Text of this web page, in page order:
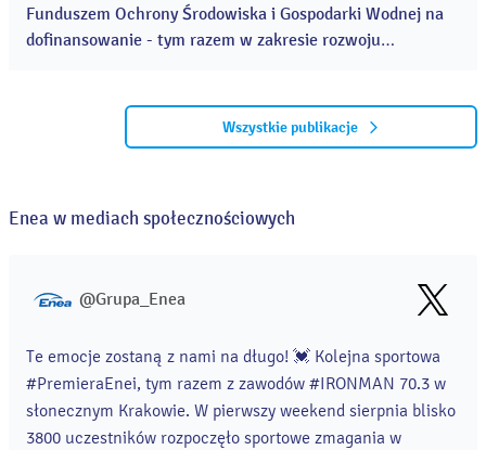
Funduszem Ochrony Środowiska i Gospodarki Wodnej na
dofinansowanie - tym razem w zakresie rozwoju
Wszystkie publikacje
Enea w mediach społecznościowych
@Grupa_Enea
Te emocje zostaną z nami na długo! 💓 Kolejna sportowa
#PremieraEnei, tym razem z zawodów #IRONMAN 70.3 w
słonecznym Krakowie. W pierwszy weekend sierpnia blisko
3800 uczestników rozpoczęło sportowe zmagania w